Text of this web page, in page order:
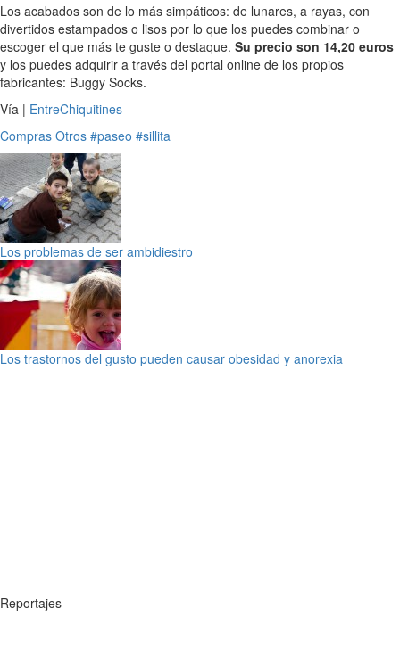
Los acabados son de lo más simpáticos: de lunares, a rayas, con
divertidos estampados o lisos por lo que los puedes combinar o
escoger el que más te guste o destaque. Su precio son 14,20 euros
y los puedes adquirir a través del portal online de los propios
fabricantes: Buggy Socks.
Vía | EntreChiquitines
Compras Otros #paseo #sillita
Los problemas de ser ambidiestro
Los trastornos del gusto pueden causar obesidad y anorexia
Reportajes